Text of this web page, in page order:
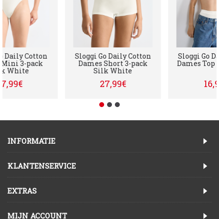
Go Daily Cotton
Mini 3-pack
Silk White
27,99€
Sloggi Go Daily Cotton
Dames Short 3-pack
Silk White
27,99€
Sloggi
Dames
INFORMATIE
KLANTENSERVICE
EXTRAS
MIJN ACCOUNT